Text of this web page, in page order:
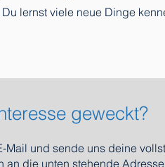
lernst viele neue Dinge
geweckt?
Mail und sende uns deine
an die unten stehende A